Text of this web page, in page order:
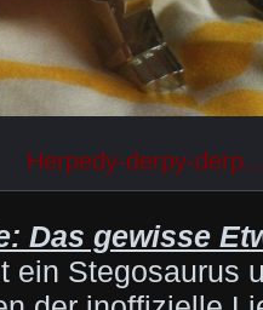
Herpedy-derpy-
Das gewisse
ein Stegosaurus